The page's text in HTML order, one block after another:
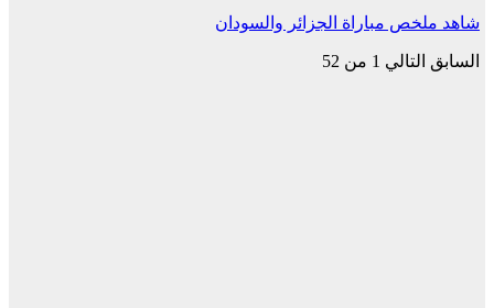
شاهد ملخص مباراة الجزائر والسودان
السابق التالي 1 من 52